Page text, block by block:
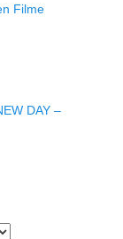
Filme
DAY –